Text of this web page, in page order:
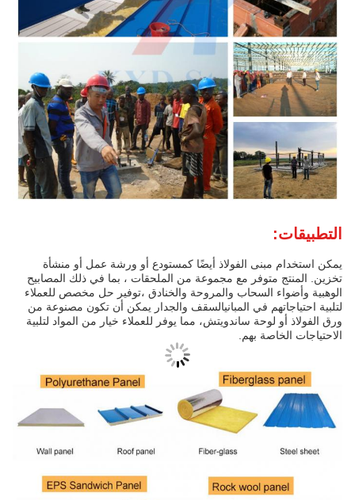
التطبيقات:
يمكن استخدام مبنى الفولاذ أيضًا كمستودع أو ورشة عمل أو منشأة
تخزين. المنتج متوفر مع مجموعة من الملحقات ، بما في ذلك المصابيح
الوهبية وأضواء السحاب والمروحة والخنادق ،توفير حل مخصص للعملاء
لتلبية احتياجاتهم في المبانيالسقف والجدار يمكن أن تكون مصنوعة من
ورق الفولاذ أو لوحة ساندويتش، مما يوفر للعملاء خيار من المواد لتلبية
الاحتياجات الخاصة بهم.